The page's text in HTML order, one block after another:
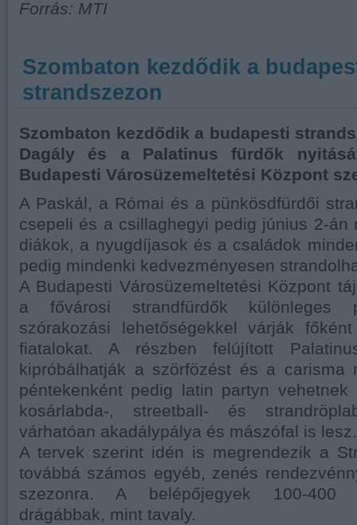
Forrás: MTI
Szombaton kezdődik a
strandszezon
Szombaton kezdődik a budapesti
Dagály és a Palatinus fürdők
Budapesti Városüzemeltetési Központ
A Paskál, a Római és a pünkösdfürdői
csepeli és a csillaghegyi pedig június 2-án
diákok, a nyugdíjasok és a családok
pedig mindenki kedvezményesen
A Budapesti Városüzemeltetési Központ
a fővárosi strandfürdők különleges
szórakozási lehetőségekkel várják
fiatalokat. A részben felújított
kipróbálhatják a szörfözést és a carisma
péntekenként pedig latin partyn vehetnek
kosárlabda-, streetball- és
várhatóan akadálypálya és mászófal is lesz.
A tervek szerint idén is megrendezik a
továbbá számos egyéb, zenés
szezonra. A belépőjegyek 100-400
drágábbak, mint tavaly.